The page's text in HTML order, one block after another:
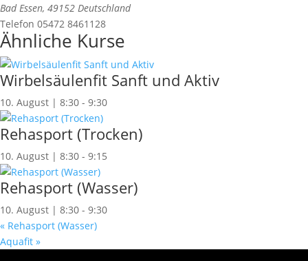
Bad Essen, 49152 Deutschland
Telefon 05472 8461128
Ähnliche Kurse
Wirbelsäulenfit Sanft und Aktiv
10. August | 8:30 - 9:30
Rehasport (Trocken)
10. August | 8:30 - 9:15
Rehasport (Wasser)
10. August | 8:30 - 9:30
« Rehasport (Wasser)
Aquafit »